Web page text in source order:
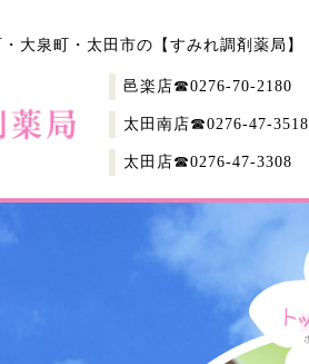
大泉町・太田市の 【すみれ調剤薬局】
邑楽店☎︎0276-70-2180
太田南店☎︎0276-47-3518
太田店☎︎0276-47-3308